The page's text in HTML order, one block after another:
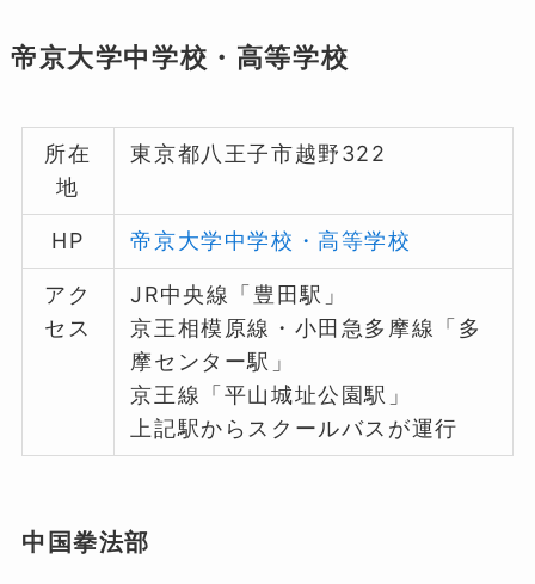
帝京大学中学校・高等学校
所在
地
東京都八王子市越野322
HP 帝京大学中学校・高等学校
アク
セス
JR中央線「豊田駅」
京王相模原線・小田急多摩線「多
摩センター駅」
京王線「平山城址公園駅」
上記駅からスクールバスが運行
中国拳法部